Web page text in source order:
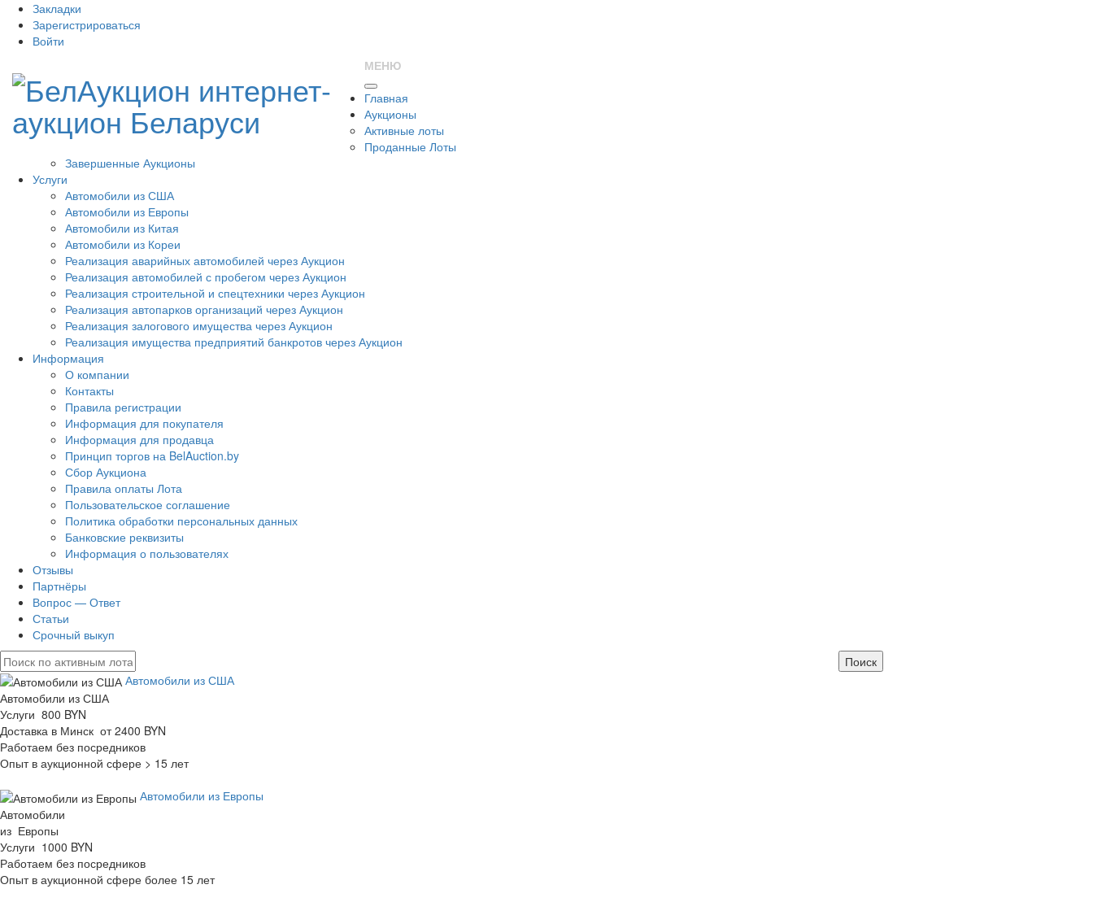
Закладки
Зарегистрироваться
Войти
МЕНЮ
Главная
Аукционы
Активные лоты
Проданные Лоты
Завершенные Аукционы
Услуги
Автомобили из США
Автомобили из Европы
Автомобили из Китая
Автомобили из Кореи
Реализация аварийных автомобилей через Аукцион
Реализация автомобилей с пробегом через Аукцион
Реализация строительной и спецтехники через Аукцион
Реализация автопарков организаций через Аукцион
Реализация залогового имущества через Аукцион
Реализация имущества предприятий банкротов через Аукцион
Информация
О компании
Контакты
Правила регистрации
Информация для покупателя
Информация для продавца
Принцип торгов на BelAuction.by
Сбор Аукциона
Правила оплаты Лота
Пользовательское соглашение
Политика обработки персональных данных
Банковские реквизиты
Информация о пользователях
Отзывы
Партнёры
Вопрос — Ответ
Статьи
Срочный выкуп
Автомобили из США
Автомобили из США
Услуги 800 BYN
Доставка в Минск от 2400 BYN
Работаем без посредников
Опыт в аукционной сфере > 15 лет
Автомобили из Европы
Автомобили
из Европы
Услуги 1000 BYN
Работаем без посредников
Опыт в аукционной сфере более 15 лет